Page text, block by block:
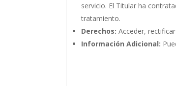
servicio. El Titular ha
tratamiento.
Derechos: Acceder,
Información Adicional: